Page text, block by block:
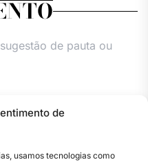
de
usamos tecnologias como
de pauta ou